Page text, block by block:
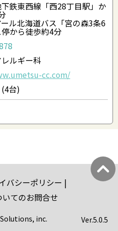
鉄東西線「西28丁目駅」か
ル北海道バス「宮の森3条6
から徒歩約4分
ルギー科
cc.com/
台)
バシーポリシー
てのお問合せ
inc. Ver.5.0.5